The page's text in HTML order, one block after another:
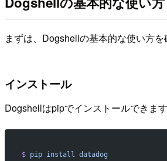
まずは、Dogshellの基本的な使い方を
インストール
Dogshellはpipでインストールできます
$ pip install datadog